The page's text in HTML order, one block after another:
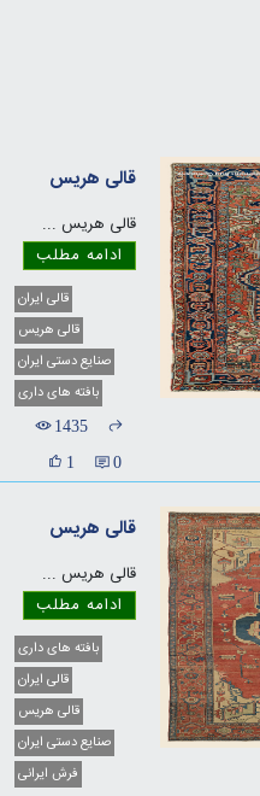
قالی هریس
قالی هریس...
ادامه مطلب
قالی ایران
قالی هریس
صنایع دستی ایران
بافته های داری
1435
قالی هریس
قالی هریس...
ادامه مطلب
بافته های داری
قالی ایران
قالی هریس
صنایع دستی ایران
فرش ایرانی